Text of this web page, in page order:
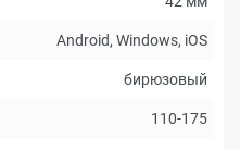
Android, Windows, iOS
бирюзовый
110-175